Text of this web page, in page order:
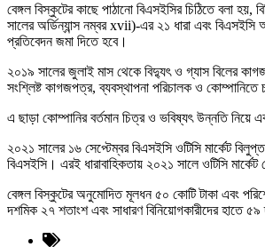
বেঙ্গল বিস্কুটের কাছে পাঠানো বিএসইসির চিঠিতে বলা
সালের অর্ডিন্যান্স নম্বর xvii)-এর ২১ ধারা এবং
প্রতিবেদন জমা দিতে হবে।
২০১৯ সালের জুলাই মাস থেকে বিদ্যুৎ ও গ্যাস বিলের
সংশ্লিষ্ট কাগজপত্র, ব্যবস্থাপনা পরিচালক ও কোম্পানিতে
এ ছাড়া কোম্পানির বর্তমান চিত্র ও ভবিষ্যৎ উন্নতি
২০২১ সালের ১৬ সেপ্টেম্বর বিএসইসি ওটিসি মার্কেট
বিএসইসি। এরই ধারাবাহিকতায় ২০২১ সালে ওটিসি
বেঙ্গল বিস্কুটের অনুমোদিত মূলধন ৫০ কোটি টাকা এবং
দশমিক ২৭ শতাংশ এবং সাধারণ বিনিয়োগকারীদের হাতে